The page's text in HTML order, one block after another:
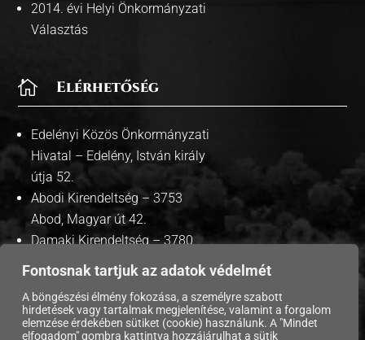
Fontosnak tartjuk az adatok védelmét
A böngészési élmény fokozása, a személyre szabott
hirdetések vagy tartalmak megjelenítése, valamint a forgalom
elemzése érdekében sütiket (cookie) használunk. A "Mindet
elfogadom" gombra kattintva hozzájárulhat a sütik
2014. évi Helyi Önkormányzati
Választás
 Elérhetőség
Edelényi Közös Önkormányzati
Hivatal – Edelény, István király
útja 52.
Abodi Kirendeltség – 3753
Abod, Magyar út 42.
Damaki Kirendeltség – 3780
Damak, Szabadság út 35.
Copyright © 2026 Edelény Város Önkormányzata. |